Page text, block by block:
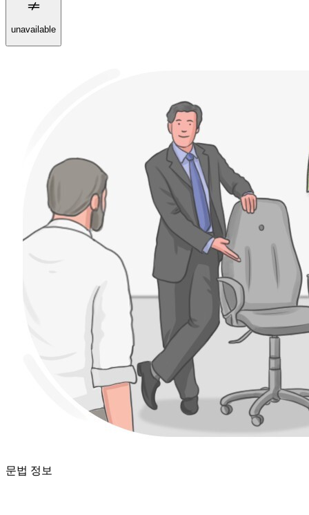
unavailable
문법 정보